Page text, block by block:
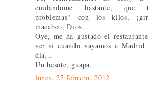
cuidándome bastante, que
problemas" con los kilos,
macabeo, Dios...
Oye, me ha gustado el
ver si cuando vayamos a Madrid
día...
Un besote, guapa.
lunes, 27 febrero, 2012